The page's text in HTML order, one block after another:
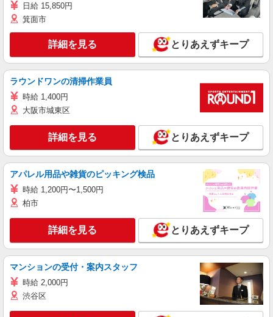
日給 15,850円
箕面市
詳細を見る とりあえずキープ
ラウンドワンの清掃作業員
時給 1,400円
大阪市城東区
詳細を見る とりあえずキープ
アパレル用品や雑貨のピッキング検品
時給 1,200円〜1,500円
柏市
詳細を見る とりあえずキープ
マンションの受付・案内スタッフ
時給 2,000円
渋谷区